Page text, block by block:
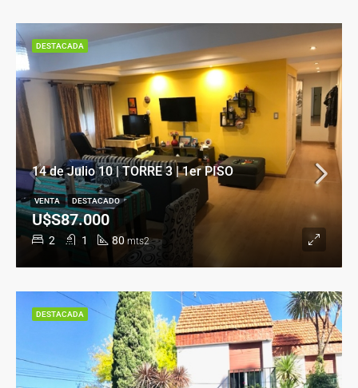
14 de Julio 10 | TORRE 3 | 1er PISO
2 1 80 mts2
U$S87.000
VENTA DESTACADO
DESTACADA
DESTACADA